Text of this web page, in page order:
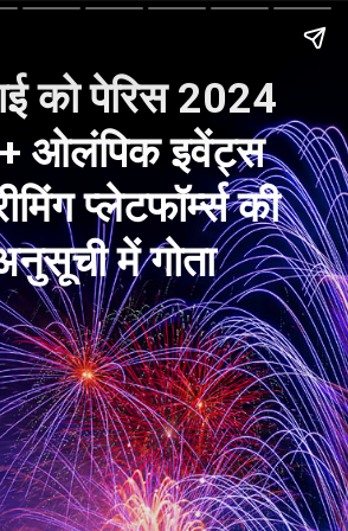
को पेरिस 2024
ओलंपिक इवेंट्स
प्लेटफॉर्म्स की
में गोता